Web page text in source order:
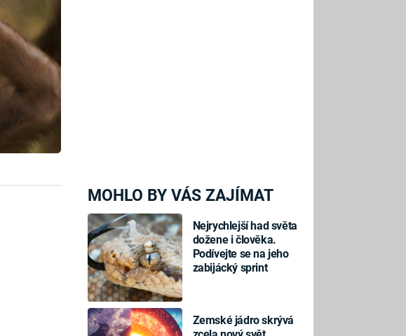
MOHLO BY VÁS ZAJÍMAT
Nejrychlejší had světa
dožene i člověka.
Podívejte se na jeho
zabijácký sprint
Zemské jádro skrývá